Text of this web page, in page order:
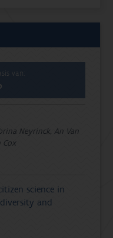
van:
Neyrinck, An Van
Cox
science in
and